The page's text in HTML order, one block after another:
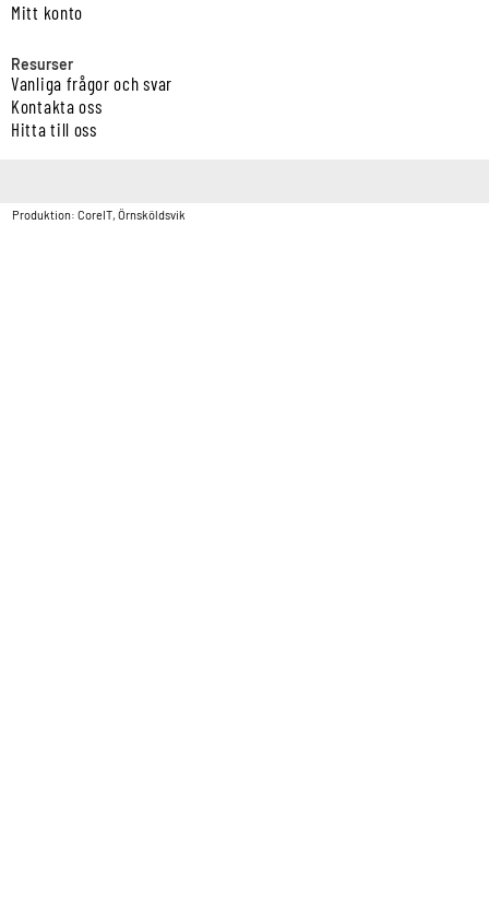
Mitt konto
Resurser
Vanliga frågor och svar
Kontakta oss
Hitta till oss
Produktion: CoreIT, Örnsköldsvik